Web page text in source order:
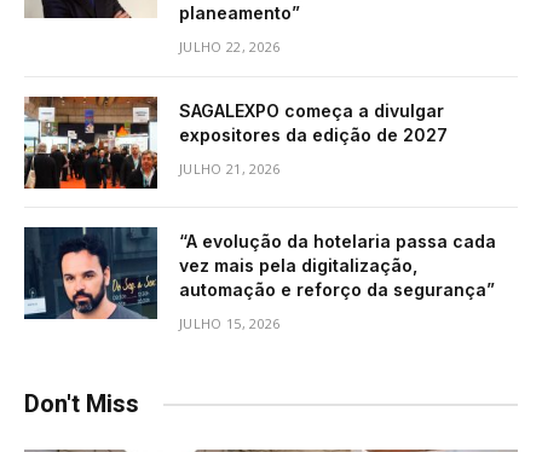
planeamento”
JULHO 22, 2026
SAGALEXPO começa a divulgar
expositores da edição de 2027
JULHO 21, 2026
“A evolução da hotelaria passa cada
vez mais pela digitalização,
automação e reforço da segurança”
JULHO 15, 2026
Don't Miss